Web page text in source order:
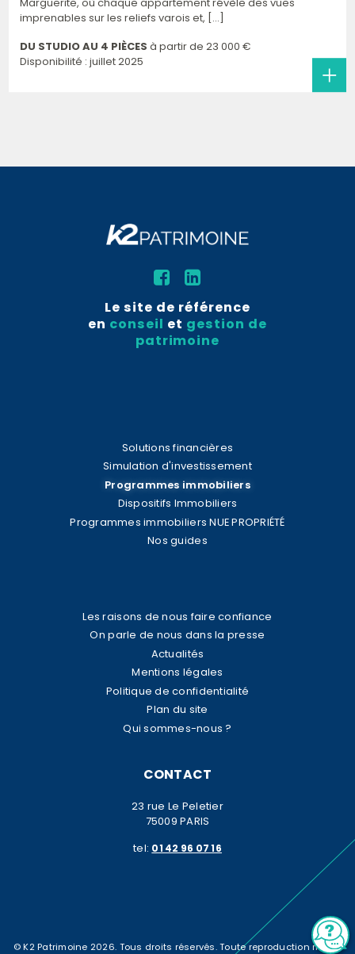
imprenables sur les reliefs varois et, [...]
DU STUDIO AU 4 PIÈCES à partir de 23 000 €
Disponibilité : juillet 2025
Le site de référence
en conseil et gestion de
patrimoine
Solutions financières
Simulation d'investissement
Programmes immobiliers
Dispositifs Immobiliers
Programmes immobiliers NUE PROPRIÉTÉ
Nos guides
Les raisons de nous faire confiance
On parle de nous dans la presse
Actualités
Mentions légales
Politique de confidentialité
Plan du site
Qui sommes-nous ?
CONTACT
23 rue Le Peletier
75009 PARIS
tel: 01 42 96 07 16
© K2 Patrimoine 2026. Tous droits réservés. Toute reproduction même